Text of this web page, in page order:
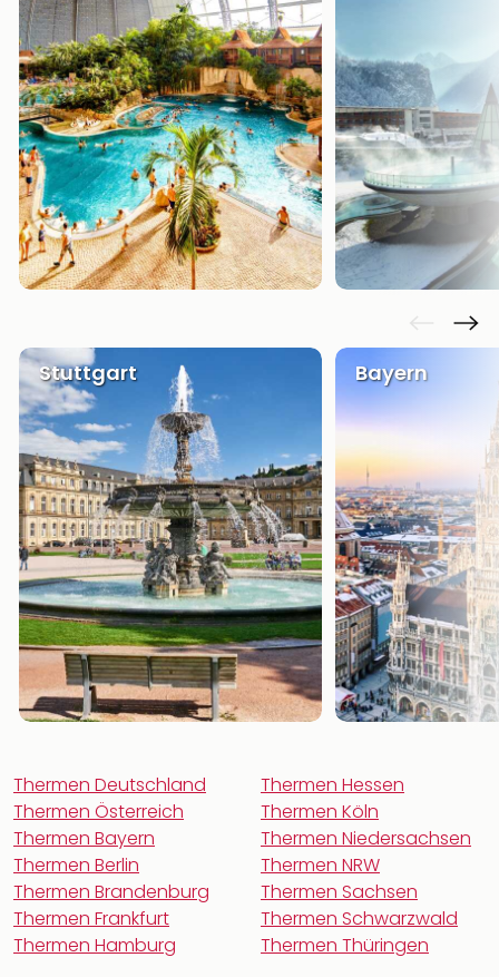
Stuttgart Bayern
Thermen Deutschland
Thermen Österreich
Thermen Bayern
Thermen Berlin
Thermen Brandenburg
Thermen Frankfurt
Thermen Hamburg
Thermen Hessen
Thermen Köln
Thermen Niedersachsen
Thermen NRW
Thermen Sachsen
Thermen Schwarzwald
Thermen Thüringen